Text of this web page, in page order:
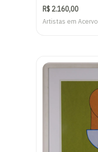
R$ 2.160,00
Artistas em Acervo